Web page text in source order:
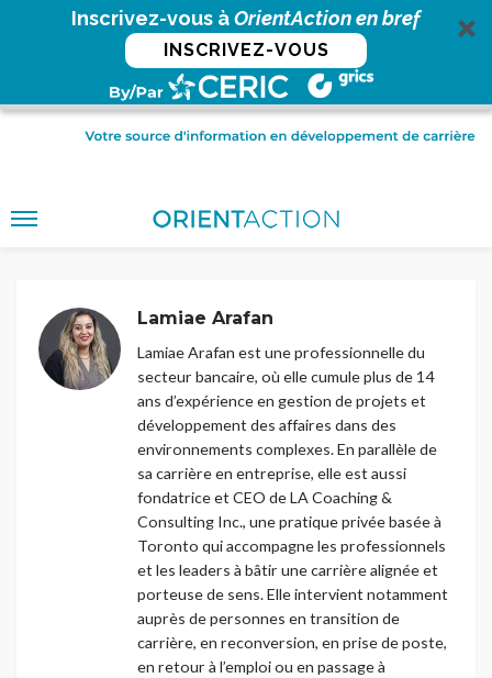
Inscrivez-vous àOrientAction en bref
INSCRIVEZ-VOUS
Lamiae Arafan
Lamiae Arafan est une professionnelle du
secteur bancaire, où elle cumule plus de 14
ans d’expérience en gestion de projets et
développement des affaires dans des
environnements complexes. En parallèle de
sa carrière en entreprise, elle est aussi
fondatrice et CEO de LA Coaching &
Consulting Inc., une pratique privée basée à
Toronto qui accompagne les professionnels
et les leaders à bâtir une carrière alignée et
porteuse de sens. Elle intervient notamment
auprès de personnes en transition de
carrière, en reconversion, en prise de poste,
en retour à l’emploi ou en passage à